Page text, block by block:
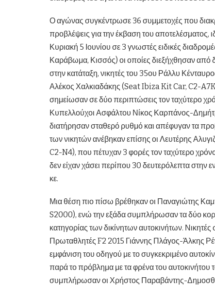
Ο αγώνας συγκέντρωσε 36 συμμετοχές που
προβλέψεις για την έκβαση του αποτελέσματος,
Κυριακή 5 Ιουνίου σε 3 γνωστές ειδικές
Καράβωμα, Κισσός) οι οποίες διεξήχθησαν από
στην κατάταξη, νικητές του 35ου Ράλλυ
Αλέκος Χαλκιαδάκης (Seat Ibiza Kit Car, C2-
σημείωσαν σε δύο περιπτώσεις τον ταχύτερο
Κυπελλούχοι Ασφάλτου Νίκος Καρπάνος-
διατήρησαν σταθερό ρυθμό και απέφυγαν τα
των νικητών ανέβηκαν επίσης οι Λευτέρης
C2-N4), που πέτυχαν 3 φορές τον ταχύτερο χρόνο
δεν είχαν χάσει περίπου 30 δευτερόλεπτα στην
κε.
Μια θέση πιο πίσω βρέθηκαν οι Παναγιώτης
S2000), ενώ την εξάδα συμπλήρωσαν τα δύο
κατηγορίας των δικίνητων αυτοκινήτων.
Πρωταθλητές F2 2015 Γιάννης Πλάγος-Άλκης
εμφάνιση του οδηγού με το συγκεκριμένο
παρά το πρόβλημα με τα φρένα του αυτοκινήτου
συμπλήρωσαν οι Χρήστος Παραβάντης-